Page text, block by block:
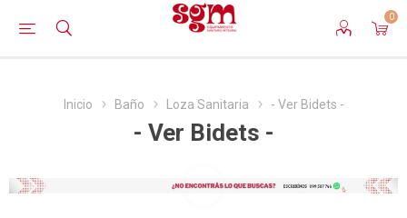
0
Inicio Baño Loza Sanitaria - Ver Bidets -
- Ver Bidets -